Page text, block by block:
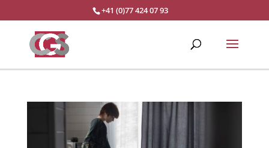
+41 (0)77 424 07 93